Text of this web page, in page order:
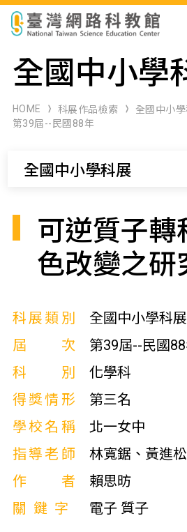
科展作品檢索
科學研習月刊
全國中小學
HOME 科展作品檢索
全國中小
第39屆--民國88年
全國中小學科展
可逆質子轉
色改變之研
科展類別
全國中小學科
屆次
第39屆--民國
科別
化學科
得獎情形
第三名
學校名稱
北一女中
指導老師
林寬鋸、黃進松
作者
賴思昉
關鍵字
電子 質子